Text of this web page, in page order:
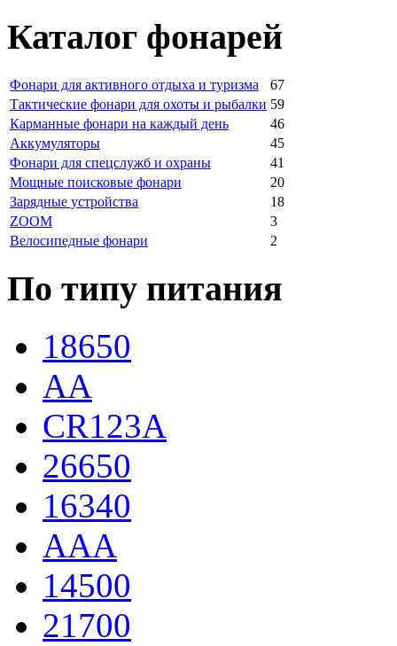
Каталог фонарей
Фонари для активного отдыха и туризма
67
Тактические фонари для охоты и рыбалки 59
Карманные фонари на каждый день
46
Аккумуляторы
45
Фонари для спецслужб и охраны
41
Мощные поисковые фонари
20
Зарядные устройства
18
ZOOM
3
Велосипедные фонари
2
По типу питания
18650
AA
CR123A
26650
16340
AAA
14500
21700